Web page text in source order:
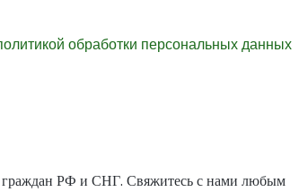
обработки персональных данных
граждан РФ и СНГ. Свяжитесь с нами любым